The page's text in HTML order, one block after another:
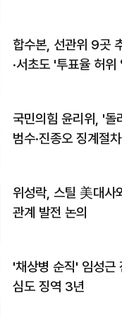
합수본, 선관위 9곳
·서초도 '투표율 허위
국민의힘 윤리위, '돌
범수·진종오 징계절
위성락, 스틸 美대사
관계 발전 논의
'채상병 순직' 임성근
심도 징역 3년